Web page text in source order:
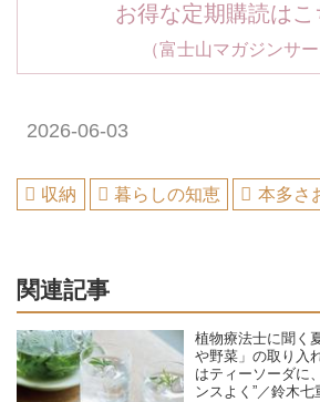
お得な定期購読はこ
（富士山マガジンサー
2026-06-03
収納 暮らしの知恵 本多さ
関連記事
植物療法士に聞く
や野菜」の取り入
はティーソーダに
ンスよく”／鈴木七